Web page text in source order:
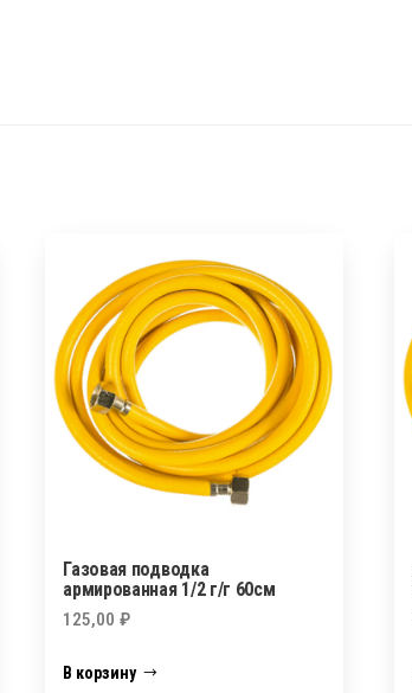
Газовая подводка
армированная 1/2 г/г 60см
125,00₽
В корзину